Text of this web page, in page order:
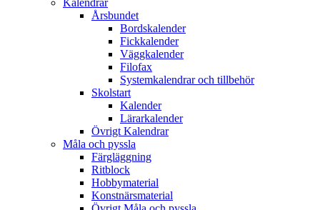
Kalendrar
Årsbundet
Bordskalender
Fickkalender
Väggkalender
Filofax
Systemkalendrar och tillbehör
Skolstart
Kalender
Lärarkalender
Övrigt Kalendrar
Måla och pyssla
Färgläggning
Ritblock
Hobbymaterial
Konstnärsmaterial